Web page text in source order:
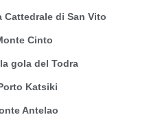
Cattedrale di San Vito
Cinto
gola del Todra
Katsiki
Antelao